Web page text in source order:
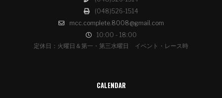
(048)526-1514
mcc.complete.8008@gmail.com
10:00 - 18:00
定休日：火曜日＆第一・第三水曜日 イベント・レース時
CALENDAR